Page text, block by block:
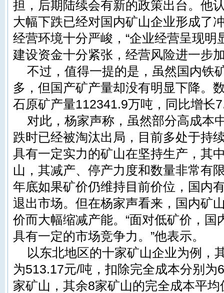
担，后期陆续会有新的政策出台。他
大幅下跌已经对国内矿山企业形成了
经营环境十分严峻，“企业经营呈现明
建设资金十分紧张，经营风险进一步
不过，值得一提的是，虽然国内铁
多，但国产矿产量却没有明显下降。
石原矿产量112341.9万吨，同比增长
对此，杨家声称，虽然部分高成本
跌时已经被淘汰出局，目前多处于持
具有一定实力的矿山在坚持生产，其
山，其减产、停产力度和数量非常有
年底如果矿价仍维持目前价位，国内
退出市场。但在杨家声看来，国内矿
价而大幅缩减产能。“面对低矿价，国
具有一定的市场竞争力。”他表示。
以东北地区的十家矿山企业为例，
为513.17元/吨，扣除完全成本分别为
家矿山，其余8家矿山的完全成本平